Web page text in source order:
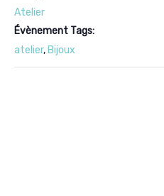
Atelier
Évènement Tags:
atelier, Bijoux